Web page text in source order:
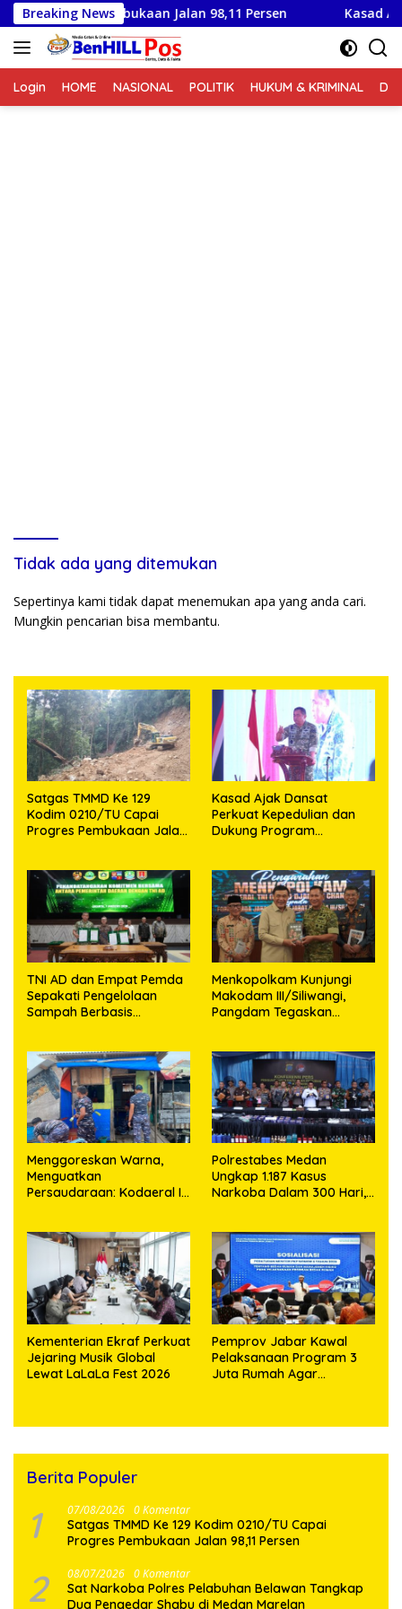
Langsung
ke
konten
Breaking News
Pembukaan Jalan 98,11 Persen Kasad Ajak
Login HOME NASIONAL POLITIK HUKUM & KRIMINAL
Tidak ada yang ditemukan
Sepertinya kami tidak dapat menemukan apa yang anda cari.
Mungkin pencarian bisa membantu.
Satgas TMMD Ke 129
Kodim 0210/TU Capai
Progres Pembukaan Jalan
Kasad Ajak Dansat
Perkuat Kepedulian dan
Dukung Program
TNI AD dan Empat Pemda
Sepakati Pengelolaan
Sampah Berbasis
Menkopolkam Kunjungi
Makodam III/Siliwangi,
Pangdam Tegaskan
Nasional
‎Menggoreskan Warna,
Menguatkan
Persaudaraan: Kodaeral I
Pesisir
Polrestabes Medan
Ungkap 1.187 Kasus
Narkoba Dalam 300 Hari,
Kementerian Ekraf Perkuat
Jejaring Musik Global
Lewat LaLaLa Fest 2026
Pemprov Jabar Kawal
Pelaksanaan Program 3
Juta Rumah Agar
Berita Populer
1 07/08/2026 0 Komentar
Satgas TMMD Ke 129 Kodim 0210/TU Capai
Progres Pembukaan Jalan 98,11 Persen
2 08/07/2026 0 Komentar
Sat Narkoba Polres Pelabuhan Belawan Tangkap
Dua Pengedar Shabu di Medan Marelan